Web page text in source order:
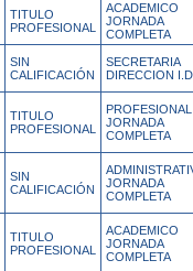
TITULO
PROFESIONAL
ACADEMICO
JORNADA
COMPLETA
SIN
CALIFICACIÓN
SECRETARIA
DIRECCION
TITULO
PROFESIONAL
PROFESIONAL
JORNADA
COMPLETA
SIN
CALIFICACIÓN
JORNADA
COMPLETA
TITULO
PROFESIONAL
ACADEMICO
JORNADA
COMPLETA